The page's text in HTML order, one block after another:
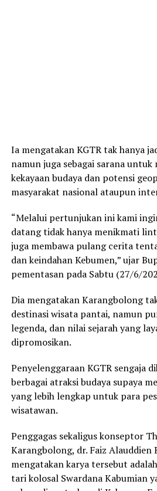
Ia mengatakan KGTR tak hanya
namun juga sebagai sarana untuk
kekayaan budaya dan potensi
masyarakat nasional ataupun
“Melalui pertunjukan ini kami
datang tidak hanya menikmati
juga membawa pulang cerita
dan keindahan Kebumen,” ujar
pementasan pada Sabtu (27/6/
Dia mengatakan Karangbolong
destinasi wisata pantai, namun
legenda, dan nilai sejarah yang
dipromosikan.
Penyelenggaraan KGTR sengaja
berbagai atraksi budaya supaya
yang lebih lengkap untuk para
wisatawan.
Penggagas sekaligus konseptor
Karangbolong, dr. Faiz Alauddien
mengatakan karya tersebut
tari kolosal Swardana Kabumian